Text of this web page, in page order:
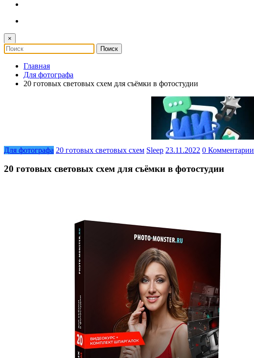
×
Главная
Для фотографа
20 готовых световых схем для съёмки в фотостудии
Для фотографа 20 готовых световых схем Sleep 23.11.2022 0 Комментарии
20 готовых световых схем для съёмки в фотостудии